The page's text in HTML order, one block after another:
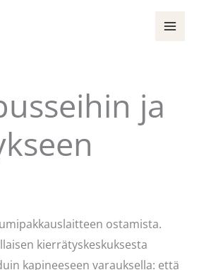
ja
ostamista.
kierrätyskeskuksesta
kapineeseen varauksella: että